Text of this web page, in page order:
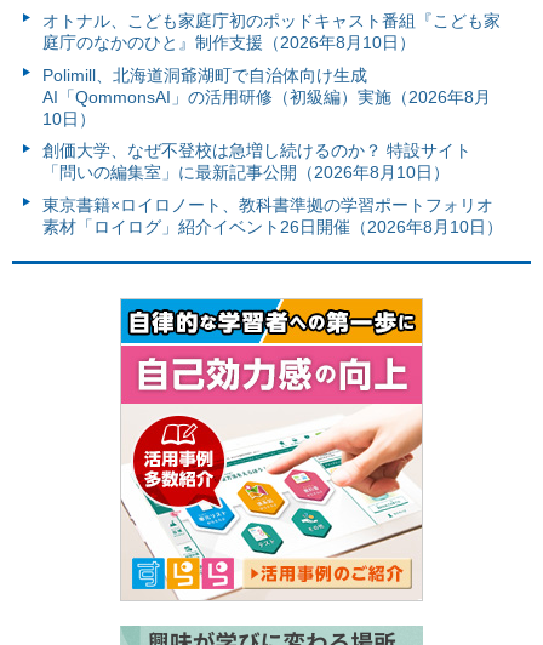
オトナル、こども家庭庁初のポッドキャスト番組『こども家
庭庁のなかのひと』制作支援（2026年8月10日）
Polimill、北海道洞爺湖町で自治体向け生成
AI「QommonsAI」の活用研修（初級編）実施（2026年8月
10日）
創価大学、なぜ不登校は急増し続けるのか？ 特設サイト
「問いの編集室」に最新記事公開（2026年8月10日）
東京書籍×ロイロノート、教科書準拠の学習ポートフォリオ
素材「ロイログ」紹介イベント26日開催（2026年8月10日）